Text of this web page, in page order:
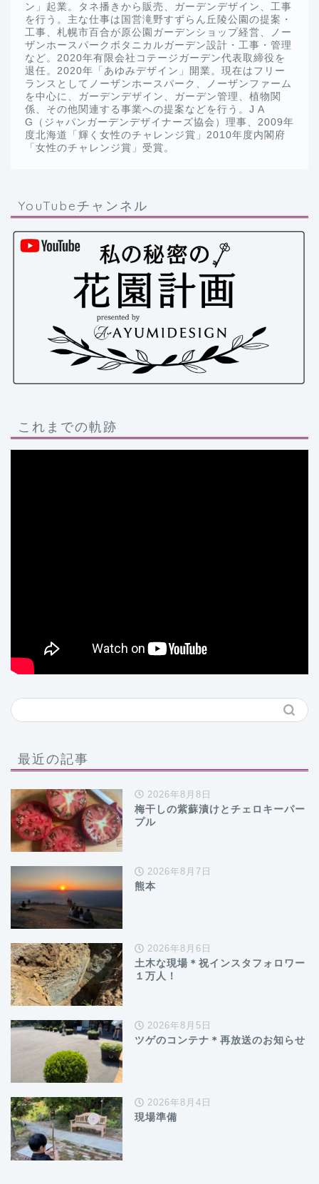
ン」起業。タネ播きから販売、ガーデンデザイン、工事
を行う。主な仕事は国営滝野すずらん丘陵公園の提案・
工事、札幌市百合が原公園ガーデンショップ経営、ノー
ザンホースパークボタニカルガーデン設計・工事・管理
など。2020年有限会社コテージガーデン代表取締役を
退任。2020年「あゆみデザイン」開業。現在はフリー
ランスとしてノーザンホースパーク、ノーザンファーム
を中心に、ガーデンデザイン、ガーデン管理、植物関
係、その他関連する事業への提案などを行う。J A
G（ジャパンガーデンデザイナーズ協会）理事、2009年
度北海道「輝く女性のチャレンジ賞」2010年度内閣府
「女性のチャレンジ賞」受賞。
YouTubeチャンネル
これまでの軌跡
最近の記事
2026年8月8日
梅干しの紫蘇漬けとチェロキーパー
プル
2026年8月7日
熊本
2026年8月6日
土木な現場＊祝インスタフォロワー
１万人！
2026年8月5日
ツゲのコンテナ＊再放送のお知らせ
2026年8月4日
現場準備